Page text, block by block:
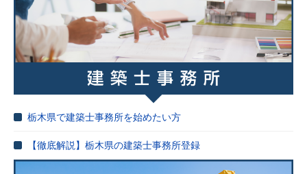
栃木県で建築士事務所を始めたい方
【徹底解説】栃木県の建築士事務所登録